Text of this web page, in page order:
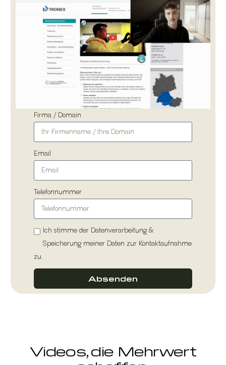
Firma / Domain
Email
Telefonnummer
Ich stimme der Datenverarbeitung &
Speicherung meiner Daten zur Kontaktaufnahme
zu.
Absenden
Videos, die Mehrwert